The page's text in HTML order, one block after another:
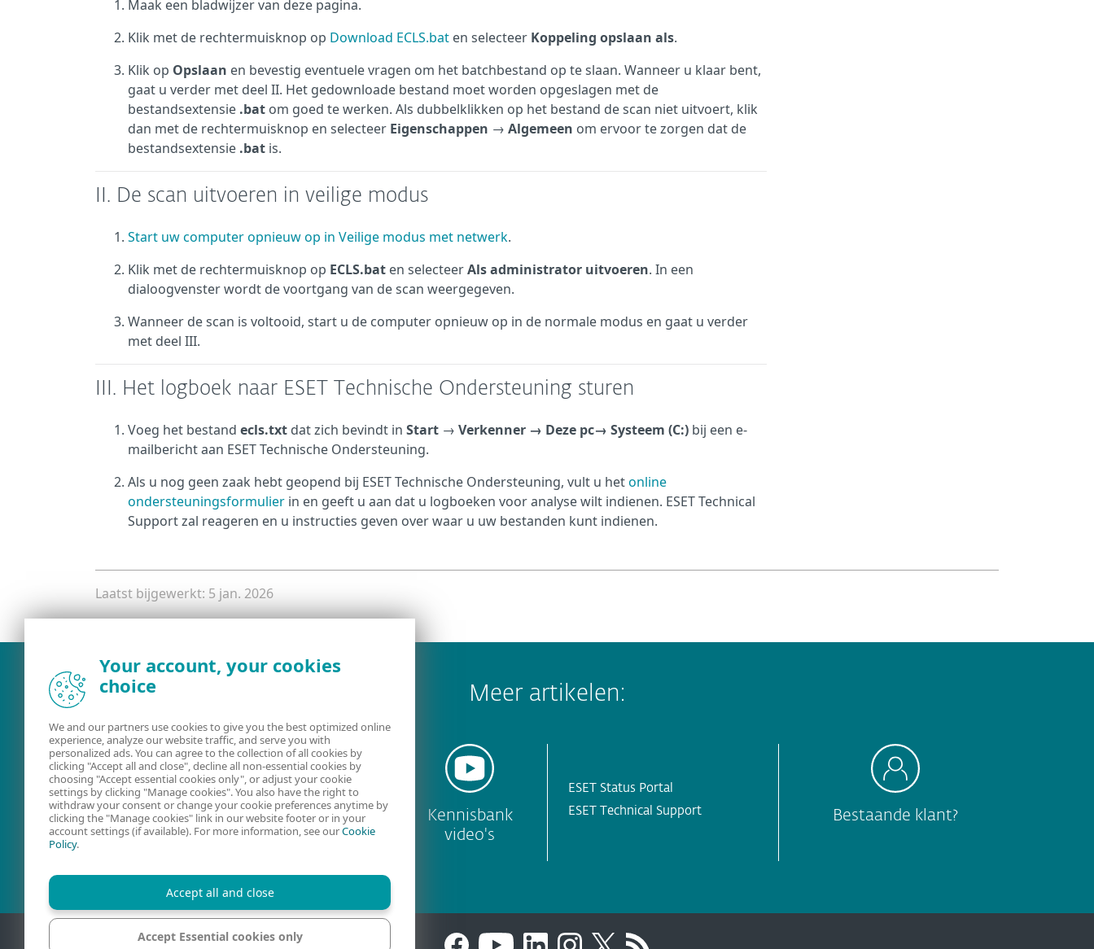
Maak een bladwijzer van deze pagina.
Klik met de rechtermuisknop op Download ECLS.bat en selecteer Koppeling opslaan als.
Klik op Opslaan en bevestig eventuele vragen om het batchbestand op te slaan. Wanneer u klaar bent,
gaat u verder met deel II. Het gedownloade bestand moet worden opgeslagen met de
bestandsextensie .bat om goed te werken. Als dubbelklikken op het bestand de scan niet uitvoert, klik
dan met de rechtermuisknop en selecteer Eigenschappen → Algemeen om ervoor te zorgen dat de
bestandsextensie .bat is.
II. De scan uitvoeren in veilige modus
Start uw computer opnieuw op in Veilige modus met netwerk.
Klik met de rechtermuisknop op ECLS.bat en selecteerAls administrator uitvoeren. In een
dialoogvenster wordt de voortgang van de scan weergegeven.
Wanneer de scan is voltooid, start u de computer opnieuw op in de normale modus en gaat u verder
met deel III.
III. Het logboek naar ESET Technische Ondersteuning sturen
Voeg het bestand ecls.txt dat zich bevindt in Start → Verkenner → Deze pc→ Systeem (C:) bij een e-
mailbericht aan ESET Technische Ondersteuning.
Als u nog geen zaak hebt geopend bij ESET Technische Ondersteuning, vult u hetonline
ondersteuningsformulier in en geeft u aan dat u logboeken voor analyse wilt indienen. ESET Technical
Support zal reageren en u instructies geven over waar u uw bestanden kunt indienen.
Laatst bijgewerkt: 5 jan. 2026
Meer artikelen:
Documentatie
ESET Security
Forum
Kennisbank
video's
ESET Status Portal
ESET Technical Support
Bestaande klant?
Your account, your cookies
choice
We and our partners use cookies to give you the best optimized online
experience, analyze our website traffic, and serve you with
personalized ads. You can agree to the collection of all cookies by
clicking "Accept all and close", decline all non-essential cookies by
choosing "Accept essential cookies only", or adjust your cookie
settings by clicking "Manage cookies". You also have the right to
withdraw your consent or change your cookie preferences anytime by
clicking the "Manage cookies" link in our website footer or in your
account settings (if available). For more information, see ourCookie
Policy.
Accept all and close
Accept Essential cookies only